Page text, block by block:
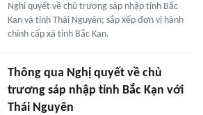
Nghị quyết về chủ trương sáp nhập tỉnh Bắc
Kạn và tỉnh Thái Nguyên; sắp xếp đơn vị hành
chính cấp xã tỉnh Bắc Kạn.
Thông qua Nghị quyết về chủ
trương sáp nhập tỉnh Bắc Kạn với
Thái Nguyên